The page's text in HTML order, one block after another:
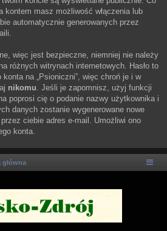
kontem masz możliwość włączenia lub
automatycznie generowanych przez
więc jest bezpieczne, niemniej nie należy
różnych witrynach internetowych. Hasło to
na „Psioniczni”, więc chroń je i w
nikomu. Jeśli je zapomnisz, użyj funkcji
poprosi cię o podanie nazwy użytkownika i
danych zostanie wygenerowane nowe
przez ciebie adres e-mail. Umożliwi ono
konta.
główna